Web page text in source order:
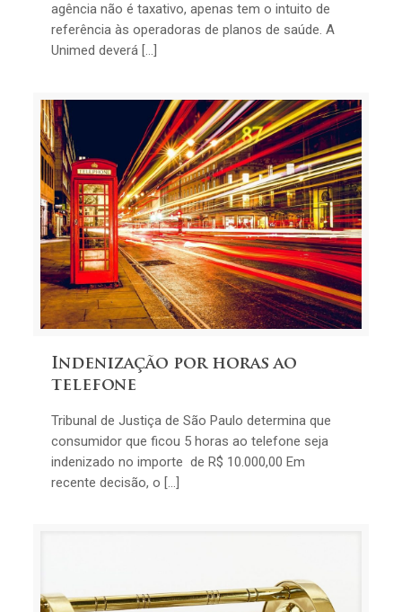
agência não é taxativo, apenas tem o intuito de
referência às operadoras de planos de saúde. A
Unimed deverá […]
Indenização por horas ao
telefone
Tribunal de Justiça de São Paulo determina que
consumidor que ficou 5 horas ao telefone seja
indenizado no importe de R$ 10.000,00 Em
recente decisão, o […]